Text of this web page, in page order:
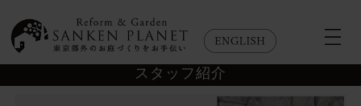
スタッフ紹介